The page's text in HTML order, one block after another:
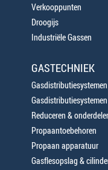
Verkooppunten
Droogijs
Industriële Gassen
GASTECHNIEK
Reduceren &
Propaantoebehoren
Propaan apparatuur
Gasflesopslag &